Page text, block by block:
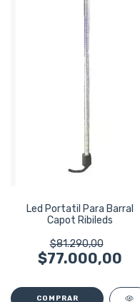
Led Portatil Para Barral
Capot Ribileds
$81.290,00
$77.000,00